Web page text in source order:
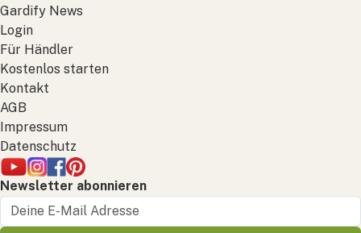
Gardify News
Login
Für Händler
Kostenlos starten
Kontakt
AGB
Impressum
Datenschutz
Newsletter abonnieren